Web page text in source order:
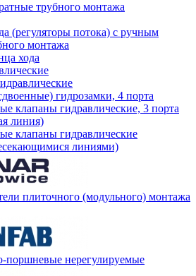
трубного монтажа
(регуляторы потока) с ручным
монтажа
хода
гидрозамки, 4 порта
клапаны гидравлические, 3 порта
линия)
клапаны гидравлические
линиями)
плиточного (модульного) монтажа
поршневые нерегулируемые